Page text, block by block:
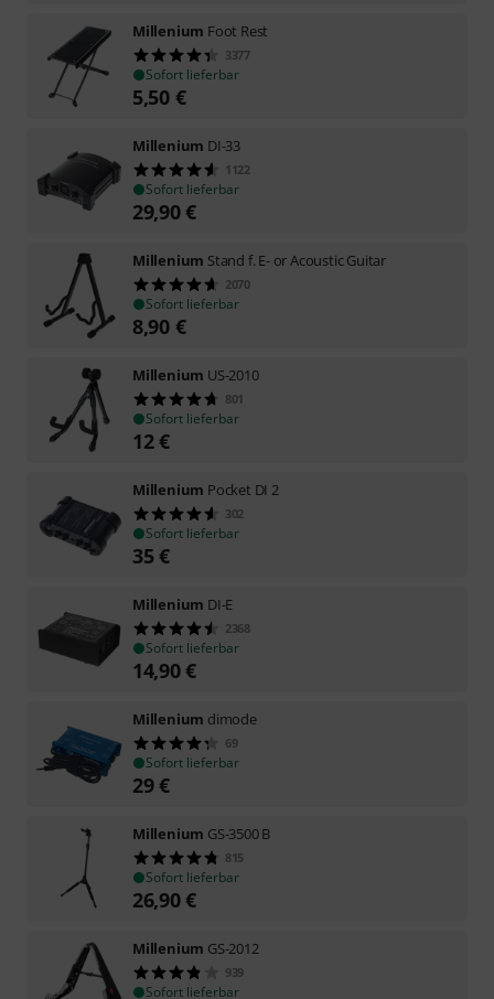
Millenium Foot Rest
3377
Sofort lieferbar
5,50 €
Millenium DI-33
1122
Sofort lieferbar
29,90€
Millenium Stand f. E- or Acoustic Guitar
2070
Sofort lieferbar
8,90 €
Millenium US-2010
801
Sofort lieferbar
12€
Millenium Pocket DI 2
302
Sofort lieferbar
35€
Millenium DI-E
2368
Sofort lieferbar
14,90€
Millenium dimode
69
Sofort lieferbar
29€
Millenium GS-3500 B
815
Sofort lieferbar
26,90€
Millenium GS-2012
939
Sofort lieferbar